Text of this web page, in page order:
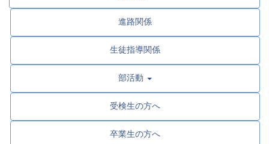
進路関係
生徒指導関係
部活動
受検生の方へ
卒業生の方へ